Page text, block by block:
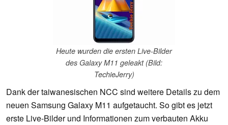
Heute wurden die ersten Live-Bilder
des Galaxy M11 geleakt (Bild:
TechieJerry)
Dank der taiwanesischen NCC sind weitere Details zu dem
neuen Samsung Galaxy M11 aufgetaucht. So gibt es jetzt
erste Live-Bilder und Informationen zum verbauten Akku